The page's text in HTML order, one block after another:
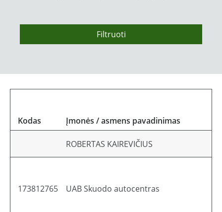
Filtruoti
Kodas Įmonės / asmens pavadinimas
ROBERTAS KAIREVIČIUS
173812765 UAB Skuodo autocentras